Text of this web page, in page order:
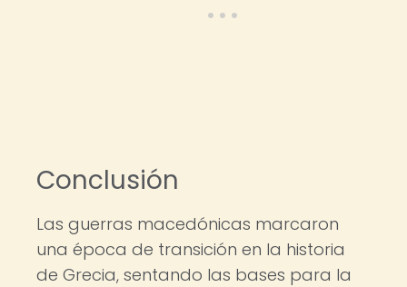
Conclusión
Las guerras macedónicas marcaron
una época de transición en la historia
de Grecia, sentando las bases para la